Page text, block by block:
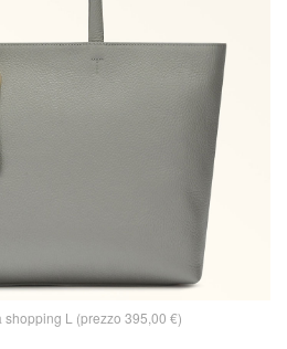
shopping L (prezzo 395,00 €)